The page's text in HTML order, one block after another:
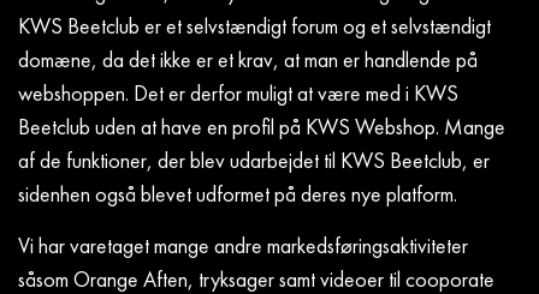
KWS Beetclub er et selvstændigt forum og et selvstændigt
domæne, da det ikke er et krav, at man er handlende på
webshoppen. Det er derfor muligt at være med i KWS
Beetclub uden at have en profil på KWS Webshop. Mange
af de funktioner, der blev udarbejdet til KWS Beetclub, er
sidenhen også blevet udformet på deres nye platform.
Vi har varetaget mange andre markedsføringsaktiviteter
såsom Orange Aften, tryksager samt videoer til cooporate